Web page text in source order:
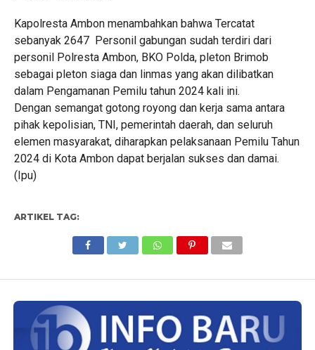
Kapolresta Ambon menambahkan bahwa Tercatat
sebanyak 2647 Personil gabungan sudah terdiri dari
personil Polresta Ambon, BKO Polda, pleton Brimob
sebagai pleton siaga dan linmas yang akan dilibatkan
dalam Pengamanan Pemilu tahun 2024 kali ini.
Dengan semangat gotong royong dan kerja sama antara
pihak kepolisian, TNI, pemerintah daerah, dan seluruh
elemen masyarakat, diharapkan pelaksanaan Pemilu Tahun
2024 di Kota Ambon dapat berjalan sukses dan damai.
(Ipu)
ARTIKEL TAG: